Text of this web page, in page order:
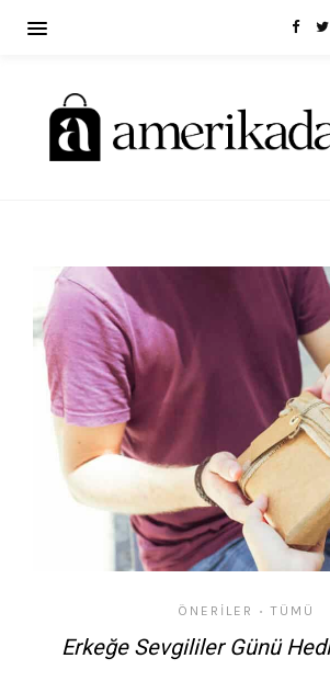
ÖNERILER • TÜMÜ
Erkeğe Sevgililer Günü